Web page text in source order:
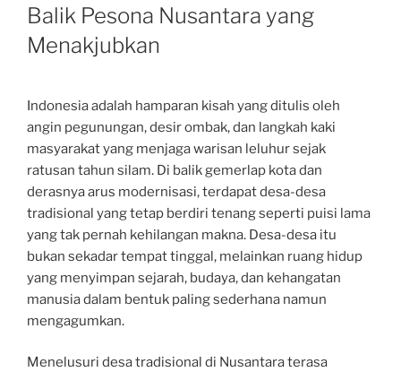
Balik Pesona Nusantara yang
Menakjubkan
Indonesia adalah hamparan kisah yang ditulis oleh
angin pegunungan, desir ombak, dan langkah kaki
masyarakat yang menjaga warisan leluhur sejak
ratusan tahun silam. Di balik gemerlap kota dan
derasnya arus modernisasi, terdapat desa-desa
tradisional yang tetap berdiri tenang seperti puisi lama
yang tak pernah kehilangan makna. Desa-desa itu
bukan sekadar tempat tinggal, melainkan ruang hidup
yang menyimpan sejarah, budaya, dan kehangatan
manusia dalam bentuk paling sederhana namun
mengagumkan.
Menelusuri desa tradisional di Nusantara terasa